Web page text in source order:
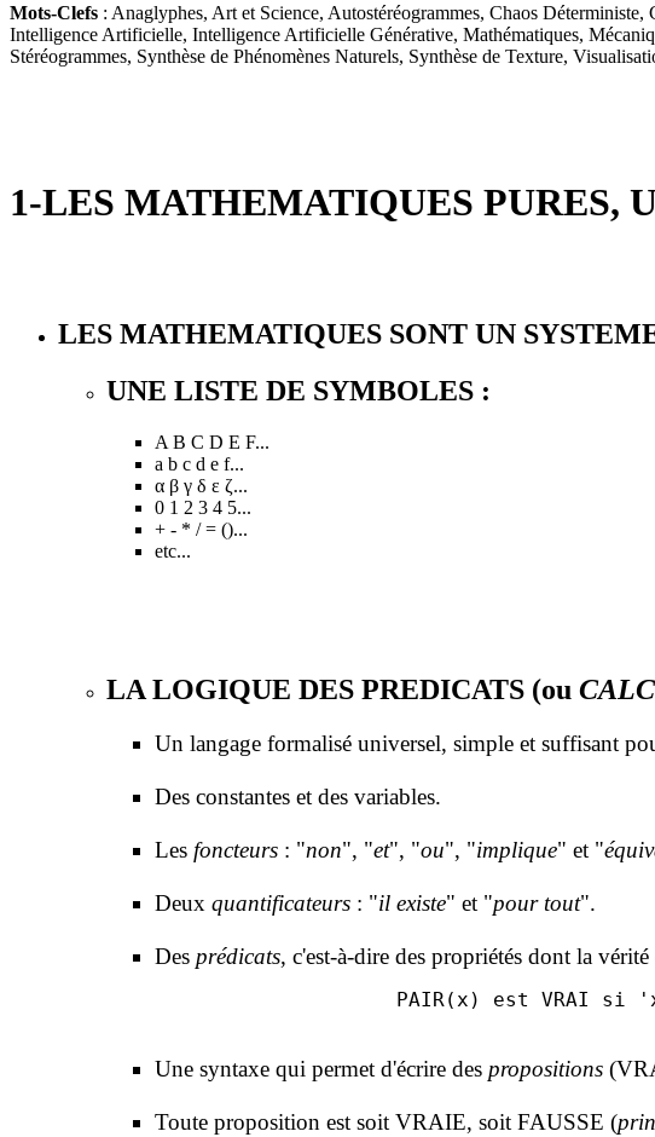
Mots-Clefs : Anaglyphes, Art et Science, Autostéréogrammes, Chaos
Intelligence Artificielle, Intelligence Artificielle Générative, Mathématiques,
Stéréogrammes, Synthèse de Phénomènes Naturels, Synthèse de Texture,
1-LES MATHEMATIQUES
LES MATHEMATIQUES SONT UN
UNE LISTE DE SYMBOLES :
A B C D E F...
a b c d e f...
α β γ δ ε ζ...
0 1 2 3 4 5...
+ - * / = ()...
etc...
LA LOGIQUE DES PREDICATS (ou
Un langage formalisé universel, simple et suffisant
Des constantes et des variables.
Les foncteurs : "non", "et", "ou", "implique" et "
Deux quantificateurs : "il existe" et "pour tout".
Des prédicats, c'est-à-dire des propriétés dont la
Une syntaxe qui permet d'écrire des propositions
Toute proposition est soit VRAIE, soit FAUSSE (